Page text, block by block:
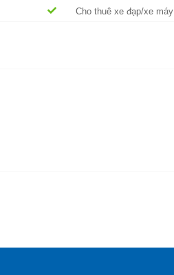
Cho thuê xe đạp/xe máy